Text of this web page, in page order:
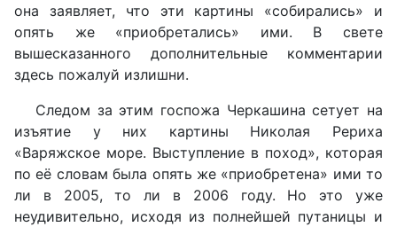
она заявляет, что эти картины «собирались» и
опять же «приобретались» ими. В свете
вышесказанного дополнительные комментарии
здесь пожалуй излишни.
Следом за этим госпожа Черкашина сетует на
изъятие у них картины Николая Рериха
«Варяжское море. Выступление в поход», которая
по её словам была опять же «приобретена» ими то
ли в 2005, то ли в 2006 году. Но это уже
неудивительно, исходя из полнейшей путаницы и